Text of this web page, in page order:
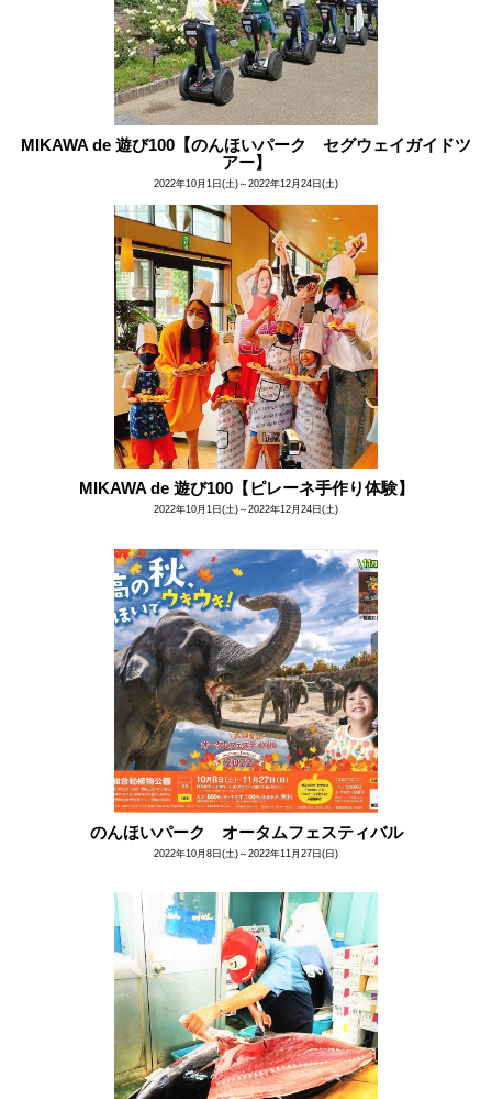
MIKAWA de 遊び100【のんほいパーク セグウェイガイドツ
アー】
2022年10月1日(土)～2022年12月24日(土)
MIKAWA de 遊び100【ピレーネ手作り体験】
2022年10月1日(土)～2022年12月24日(土)
のんほいパーク オータムフェスティバル
2022年10月8日(土)～2022年11月27日(日)